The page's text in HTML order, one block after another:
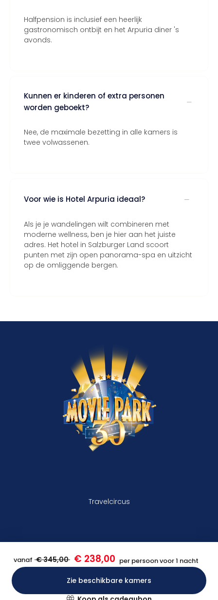
Bevestigen
Halfpension is inclusief een heerlijk
gastronomisch ontbijt en het Arpuria diner 's
avonds.
Kunnen er kinderen of extra personen
worden geboekt?
Nee, de maximale bezetting in alle kamers is
twee volwassenen.
Voor wie is Hotel Arpuria ideaal?
Als je je wandelingen wilt combineren met
moderne wellness, ben je hier aan het juiste
adres. Het hotel in Salzburger Land scoort
punten met zijn open panorama-spa en uitzicht
op de omliggende bergen.
vanaf € 345,00 € 238,00 per persoon voor 1 nacht
Zie beschikbare kamers
Travelcircus